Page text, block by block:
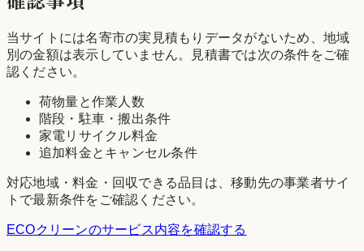
当サイトには名寄市の実見積もりデータがないため、地域
別の金額は表示していません。見積書では次の条件をご確
認ください。
荷物量と作業人数
階段・駐車・搬出条件
家電リサイクル料金
追加料金とキャンセル条件
対応地域・料金・回収できる品目は、移動先の事業者サイ
トで最新条件をご確認ください。
ECOクリーンのサービス内容を確認する